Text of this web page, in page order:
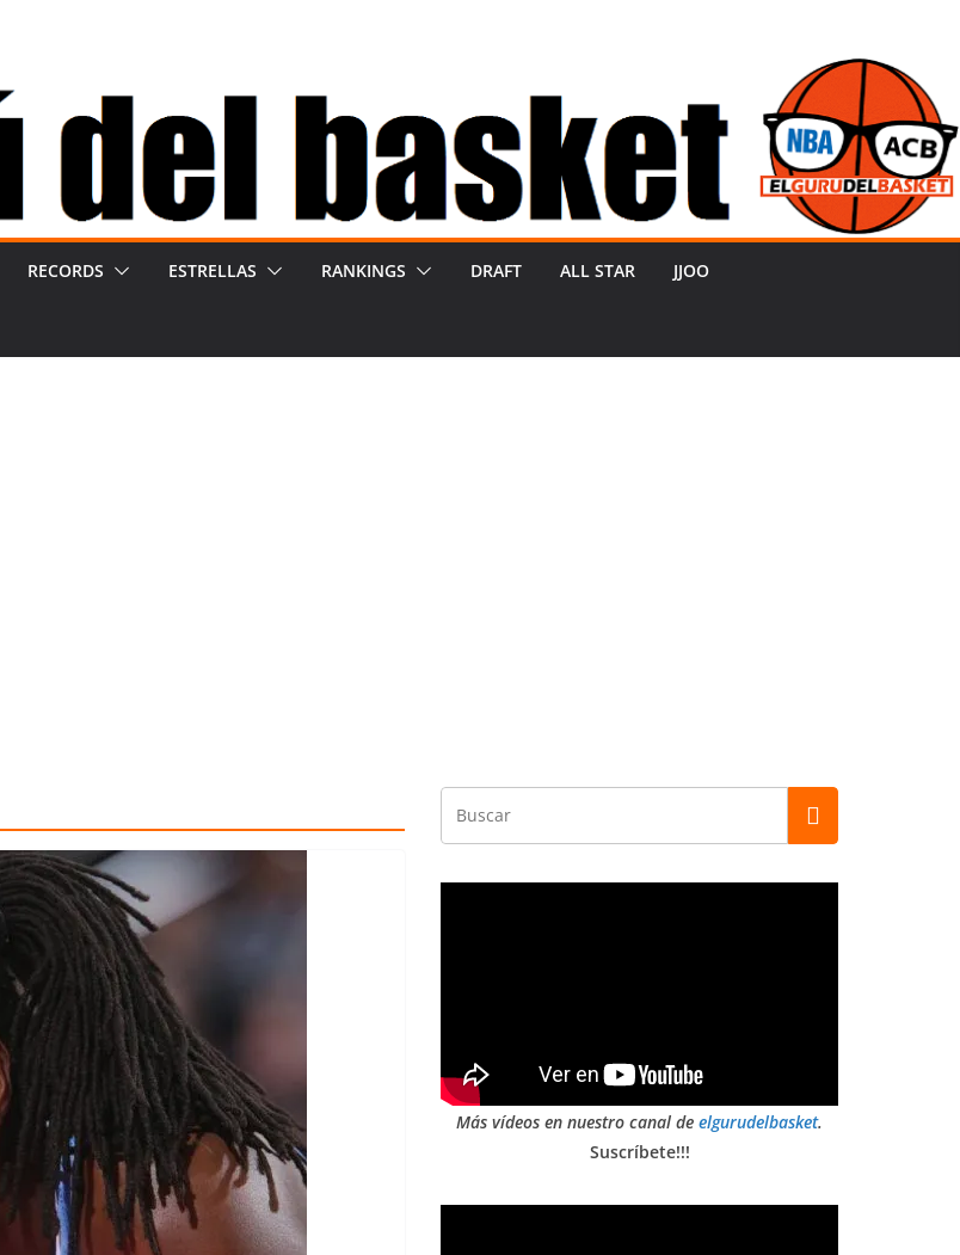
RECORDS ESTRELLAS RANKINGS DRAFT ALL STAR JJOO
Más vídeos en nuestro canal de elgurudelbasket.
Suscríbete!!!